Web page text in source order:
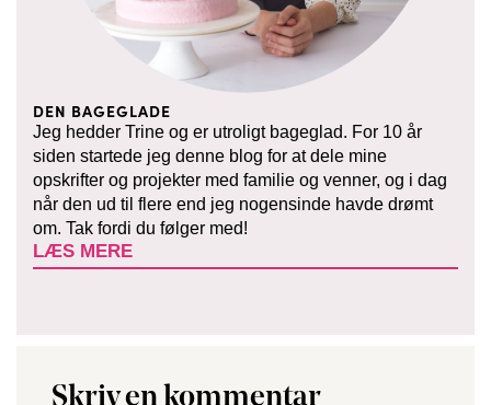
DEN BAGEGLADE
Jeg hedder Trine og er utroligt bageglad. For 10 år
siden startede jeg denne blog for at dele mine
opskrifter og projekter med familie og venner, og i dag
når den ud til flere end jeg nogensinde havde drømt
om. Tak fordi du følger med!
LÆS MERE
Skriv en kommentar